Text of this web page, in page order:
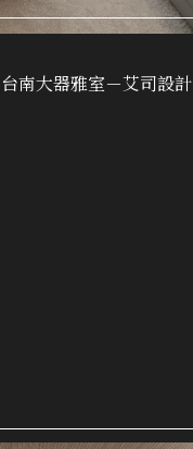
南大器雅室－艾司設計